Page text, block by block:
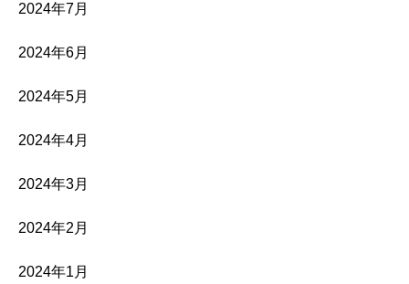
2024年7月
2024年6月
2024年5月
2024年4月
2024年3月
2024年2月
2024年1月